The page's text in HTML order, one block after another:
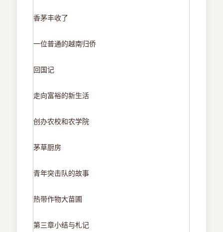
香茅丰收了
一位普通的越南归侨
回国记
走向富裕的新生活
创办农校和农学院
茅草厨房
青年突击队的故事
热带作物大苗圃
第三章小结与札记